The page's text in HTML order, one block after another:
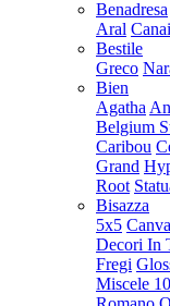
Benadresa
Aral
Bestile
Greco
Bien
Agatha
Belgium
Caribou
Grand
Root
Bisazza
5x5
Decori In
Fregi
Miscele 10